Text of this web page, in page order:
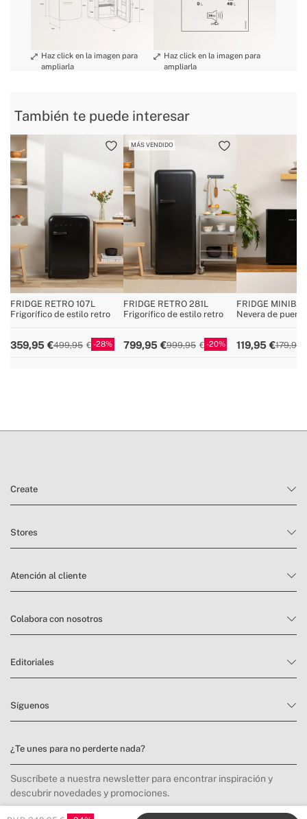
» Capacidad Nevera
» Clase Aislamiento Eléctrico
» Luz interna No
» Puerta apertura reversible
» Ancho de la nevera
de devolución
También te puede interesar
FRIDGE RETRO 107L
Frigorífico de estilo retro
359,95 499,95 28
MÁS VENDIDO
FRIDGE RETRO 281L
Frigorífico de estilo retro
799,95 999,95 20
FRIDGE
Nevera de
119,95 179,95
Create
Stores
Atención al cliente
Colabora con nosotros
Editoriales
Síguenos
¿Te unes para no perderte nada?
Suscríbete a nuestra newsletter para encontrar inspiración y
descubrir novedades y promociones.